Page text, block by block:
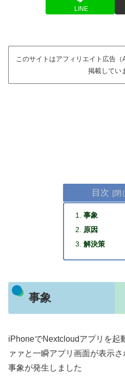
LINE
このサイトはアフィリエイト広告
掲載してい
目次
事象
原因
解決策
事象
iPhoneでNextcloudアプリを起
ァァと一瞬アプリ画面が表示
事象が発生しました